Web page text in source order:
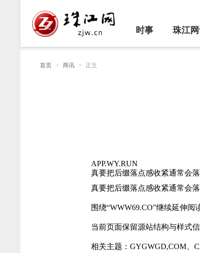
时事 珠江
首页 > 商讯 > 正文
APP.WY.RUN
真要把后缀落点感收紧通常会
真要把后缀落点感收紧通常会
围绕“WWW69.CO”继续延伸阅
当前页面保留源站结构与样式
相关主题：GYGWGD,COM、